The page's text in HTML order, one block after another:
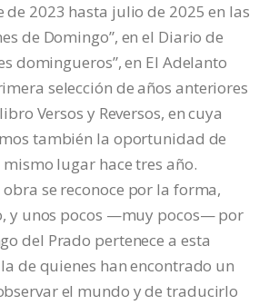
2023 hasta julio de 2025 en las
de Domingo”, en el Diario de
domingueros”, en El Adelanto
selección de años anteriores
Versos y Reversos, en cuya
también la oportunidad de
lugar hace tres año.
se reconoce por la forma,
y unos pocos —muy pocos— por
del Prado pertenece a esta
de quienes han encontrado un
el mundo y de traducirlo